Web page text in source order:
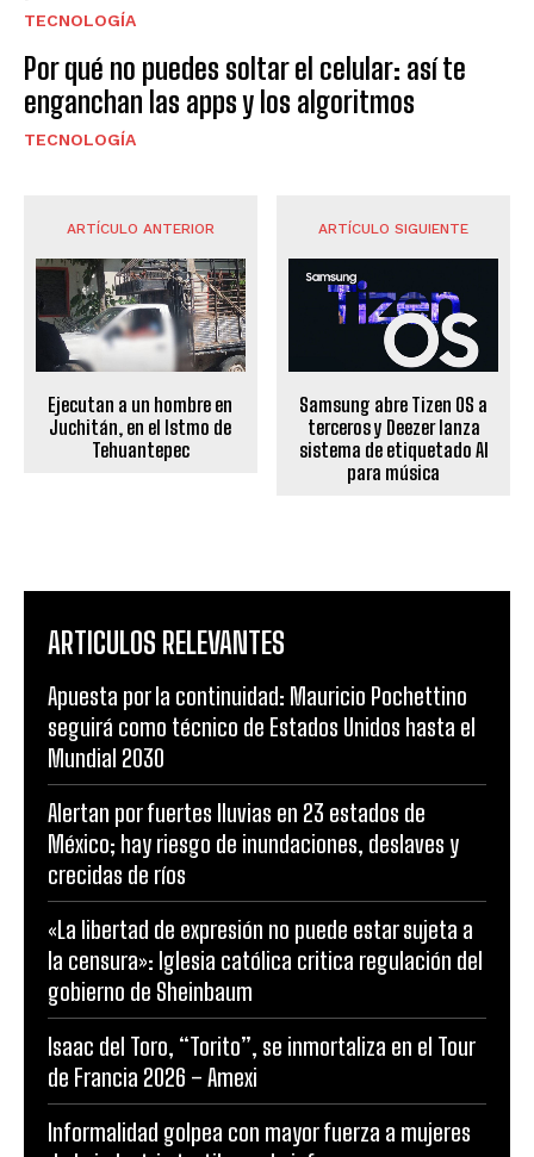
TECNOLOGÍA
Por qué no puedes soltar el celular: así te
enganchan las apps y los algoritmos
TECNOLOGÍA
ARTÍCULO ANTERIOR
Ejecutan a un hombre en
Juchitán, en el Istmo de
Tehuantepec
ARTÍCULO SIGUIENTE
Samsung abre Tizen OS a
terceros y Deezer lanza
sistema de etiquetado AI
para música
ARTICULOS RELEVANTES
Apuesta por la continuidad: Mauricio Pochettino
seguirá como técnico de Estados Unidos hasta el
Mundial 2030
Alertan por fuertes lluvias en 23 estados de
México; hay riesgo de inundaciones, deslaves y
crecidas de ríos
«La libertad de expresión no puede estar sujeta a
la censura»: Iglesia católica critica regulación del
gobierno de Sheinbaum
Isaac del Toro, “Torito”, se inmortaliza en el Tour
de Francia 2026 – Amexi
Informalidad golpea con mayor fuerza a mujeres